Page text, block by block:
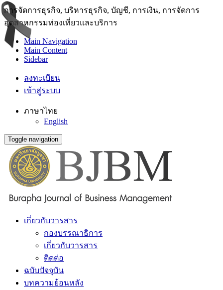
การจัดการธุรกิจ, บริหารธุรกิจ, บัญชี, การเงิน, การจัดการ
อุตสาหกรรมท่องเที่ยวและบริการ
Main Navigation
Main Content
Sidebar
ลงทะเบียน
เข้าสู่ระบบ
ภาษาไทย
English
Toggle navigation
เกี่ยวกับวารสาร
กองบรรณาธิการ
เกี่ยวกับวารสาร
ติดต่อ
ฉบับปัจจุบัน
บทความย้อนหลัง